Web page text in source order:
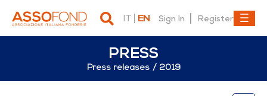
IT EN Sign In Register
PRESS
Press releases 2019